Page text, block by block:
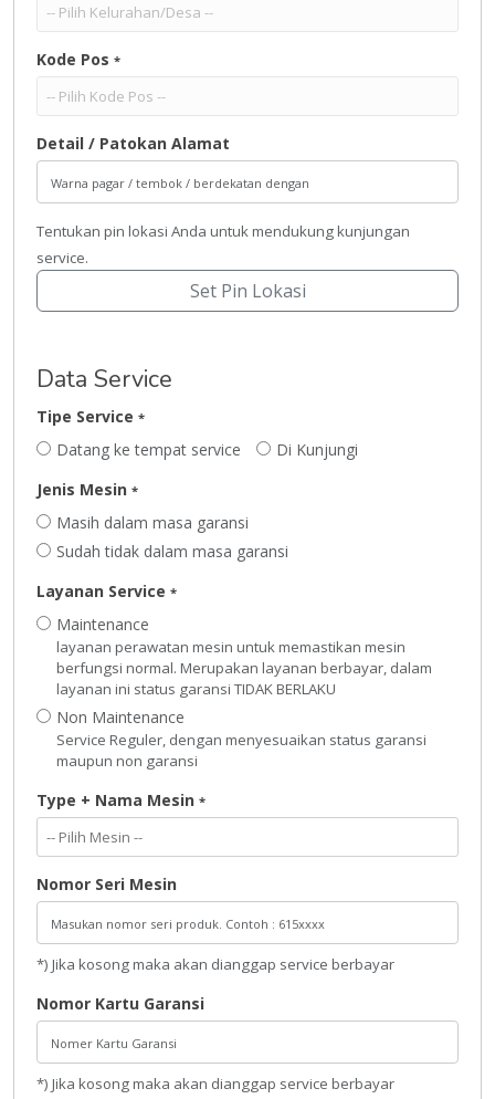
Kode Pos *
Detail / Patokan Alamat
Tentukan pin lokasi Anda untuk mendukung kunjungan
service.
Set Pin Lokasi
Data Service
Tipe Service *
Datang ke tempat service
Di Kunjungi
Jenis Mesin *
Masih dalam masa garansi
Sudah tidak dalam masa garansi
Layanan Service *
Maintenance
layanan perawatan mesin untuk memastikan mesin
berfungsi normal. Merupakan layanan berbayar, dalam
layanan ini status garansi TIDAK BERLAKU
Non Maintenance
Service Reguler, dengan menyesuaikan status garansi
maupun non garansi
Type + Nama Mesin *
Nomor Seri Mesin
*) Jika kosong maka akan dianggap service berbayar
Nomor Kartu Garansi
*) Jika kosong maka akan dianggap service berbayar